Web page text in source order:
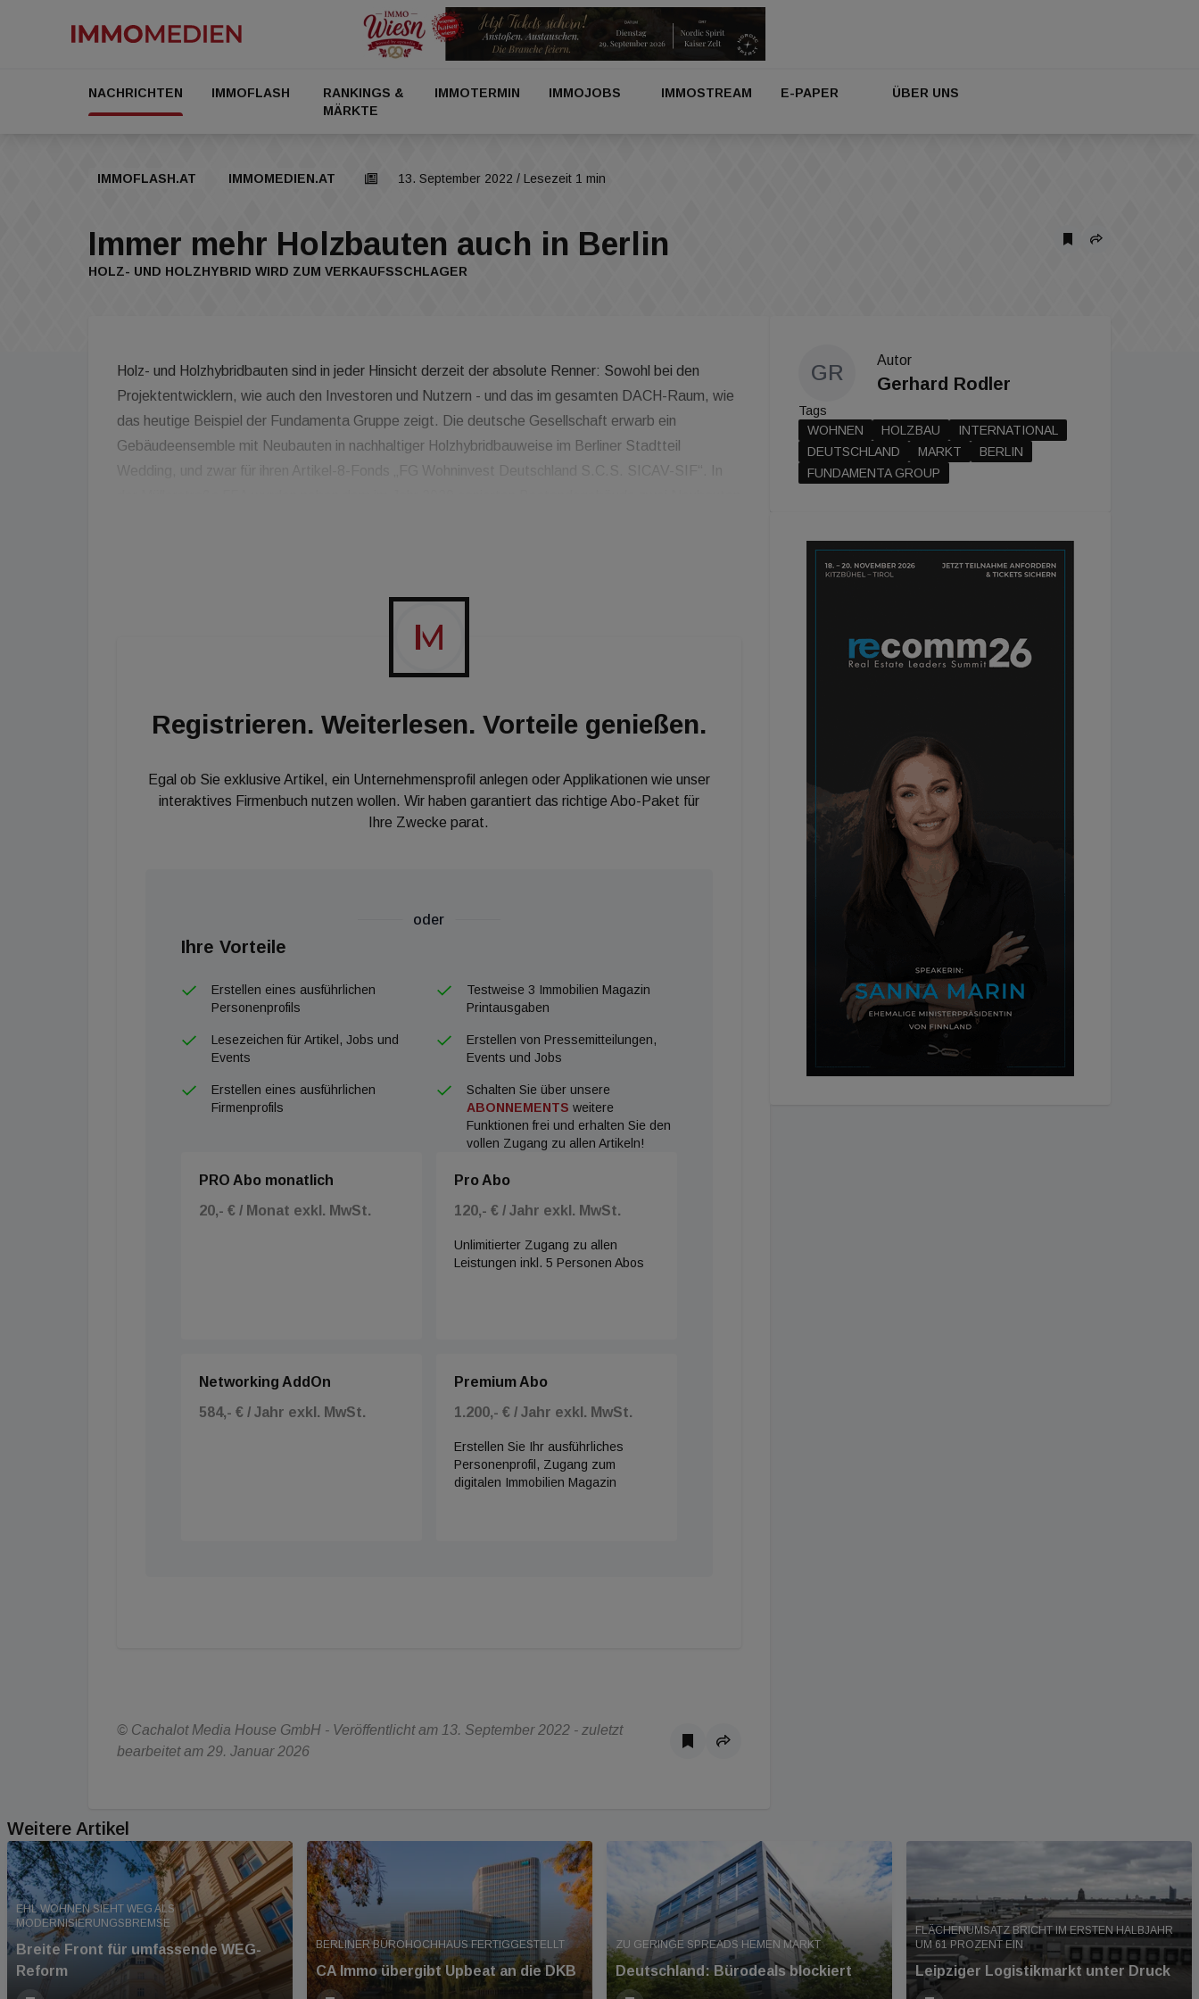
NACHRICHTEN IMMOFLASH
RANKINGS &
MÄRKTE
IMMOTERMIN IMMOJOBS IMMOSTREAM E-PAPER ÜBER UNS
IMMOFLASH.AT IMMOMEDIEN.AT 13. September 2022 / Lesezeit 1 min
Immer mehr Holzbauten auch in Berlin
HOLZ- UND HOLZHYBRID WIRD ZUM VERKAUFSSCHLAGER
Holz- und Holzhybridbauten sind in jeder Hinsicht derzeit der absolute Renner: Sowohl bei den
Projektentwicklern, wie auch den Investoren und Nutzern - und das im gesamten DACH-Raum, wie
das heutige Beispiel der Fundamenta Gruppe zeigt. Die deutsche Gesellschaft erwarb ein
Gebäudeensemble mit Neubauten in nachhaltiger Holzhybridbauweise im Berliner Stadtteil
Wedding, und zwar für ihren Artikel-8-Fonds „FG Wohninvest Deutschland S.C.S. SICAV-SIF“. In
Registrieren. Weiterlesen. Vorteile genießen.
Egal ob Sie exklusive Artikel, ein Unternehmensprofil anlegen oder Applikationen wie unser
interaktives Firmenbuch nutzen wollen. Wir haben garantiert das richtige Abo-Paket für
Ihre Zwecke parat.
oder
Ihre Vorteile
Erstellen eines ausführlichen
Personenprofils
Testweise 3 Immobilien Magazin
Printausgaben
Lesezeichen für Artikel, Jobs und
Events
Erstellen von Pressemitteilungen,
Events und Jobs
Erstellen eines ausführlichen
Firmenprofils
Schalten Sie über unsere
ABONNEMENTS weitere
Funktionen frei und erhalten Sie den
vollen Zugang zu allen Artikeln!
PRO Abo monatlich
20,- € / Monat exkl. MwSt.
Pro Abo
120,- € / Jahr exkl. MwSt.
Unlimitierter Zugang zu allen
Leistungen inkl. 5 Personen Abos
Networking AddOn
584,- € / Jahr exkl. MwSt.
Premium Abo
1.200,- € / Jahr exkl. MwSt.
Erstellen Sie Ihr ausführliches
Personenprofil, Zugang zum
digitalen Immobilien Magazin
© Cachalot Media House GmbH - Veröffentlicht am 13. September 2022 - zuletzt
bearbeitet am 29. Januar 2026
GR
Autor
Gerhard Rodler
Tags
WOHNEN
HOLZBAU
INTERNATIONAL
DEUTSCHLAND
MARKT
BERLIN
FUNDAMENTA GROUP
Weitere Artikel
EHL WOHNEN SIEHT WEG ALS
MODERNISIERUNGSBREMSE
Breite Front für umfassende WEG-
Reform
BERLINER BÜROHOCHHAUS FERTIGGESTELLT
CA Immo übergibt Upbeat an die DKB
ZU GERINGE SPREADS HEMEN MARKT
Deutschland: Bürodeals blockiert
FLÄCHENUMSATZ BRICHT IM ERSTEN HALBJAHR
UM 61 PROZENT EIN
Leipziger Logistikmarkt unter Druck